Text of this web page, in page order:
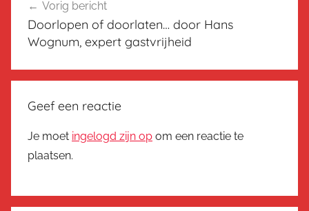
navigatie
Vorig bericht
Doorlopen of doorlaten… door Hans
Wognum, expert gastvrijheid
Geef een reactie
Je moet ingelogd zijn op om een reactie te
plaatsen.